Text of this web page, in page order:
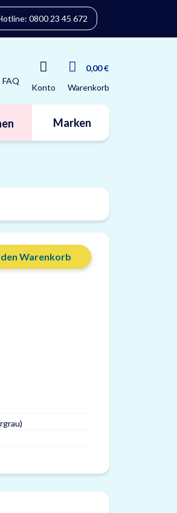
0800 23 45 672
FAQ
Konto
0,00 €
Warenkorb
Marken
den Warenkorb